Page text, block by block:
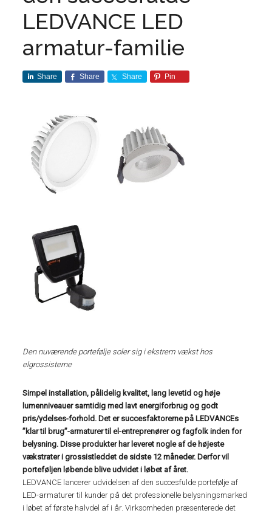
LEDVANCE LED
armatur-familie
Share Share Share Pin
Den nuværende portefølje soler sig i ekstrem vækst hos
elgrossisterne
Simpel installation, pålidelig kvalitet, lang levetid og høje
lumenniveauer samtidig med lavt energiforbrug og godt
pris/ydelses-forhold. Det er succesfaktorerne på LEDVANCEs
”klar til brug”-armaturer til el-entreprenører og fagfolk inden for
belysning. Disse produkter har leveret nogle af de højeste
vækstrater i grossistleddet de sidste 12 måneder. Derfor vil
porteføljen løbende blive udvidet i løbet af året.
LEDVANCE lancerer udvidelsen af den succesfulde portefølje af
LED-armaturer til kunder på det professionelle belysningsmarked
i løbet af første halvdel af i år. Virksomheden præsenterede det